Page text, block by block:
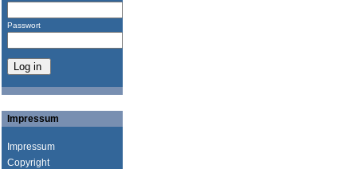
Passwort
Impressum
Impressum
Copyright